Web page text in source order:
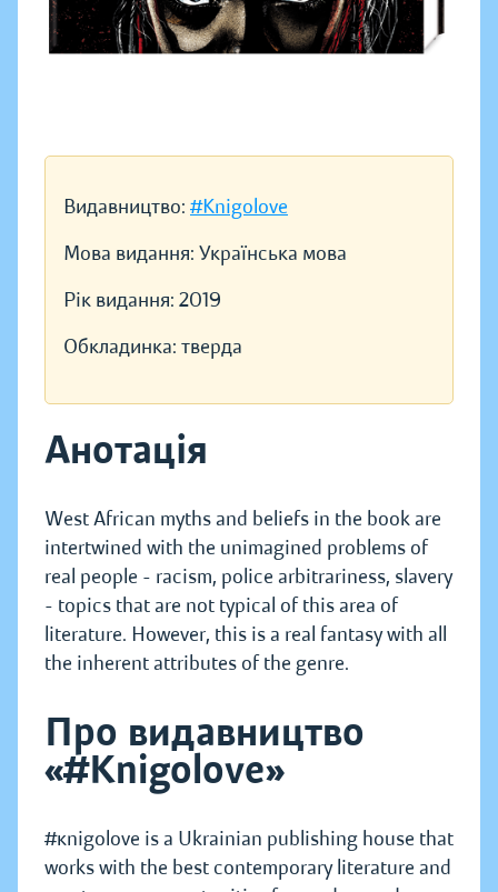
Видавництво: #Knigolove
Мова видання: Українська мова
Рік видання: 2019
Обкладинка: тверда
Анотація
West African myths and beliefs in the book are
intertwined with the unimagined problems of
real people - racism, police arbitrariness, slavery
- topics that are not typical of this area of ​​
literature. However, this is a real fantasy with all
the inherent attributes of the genre.
Про видавництво
«#Knigolove»
#кnigolove is a Ukrainian publishing house that
works with the best contemporary literature and